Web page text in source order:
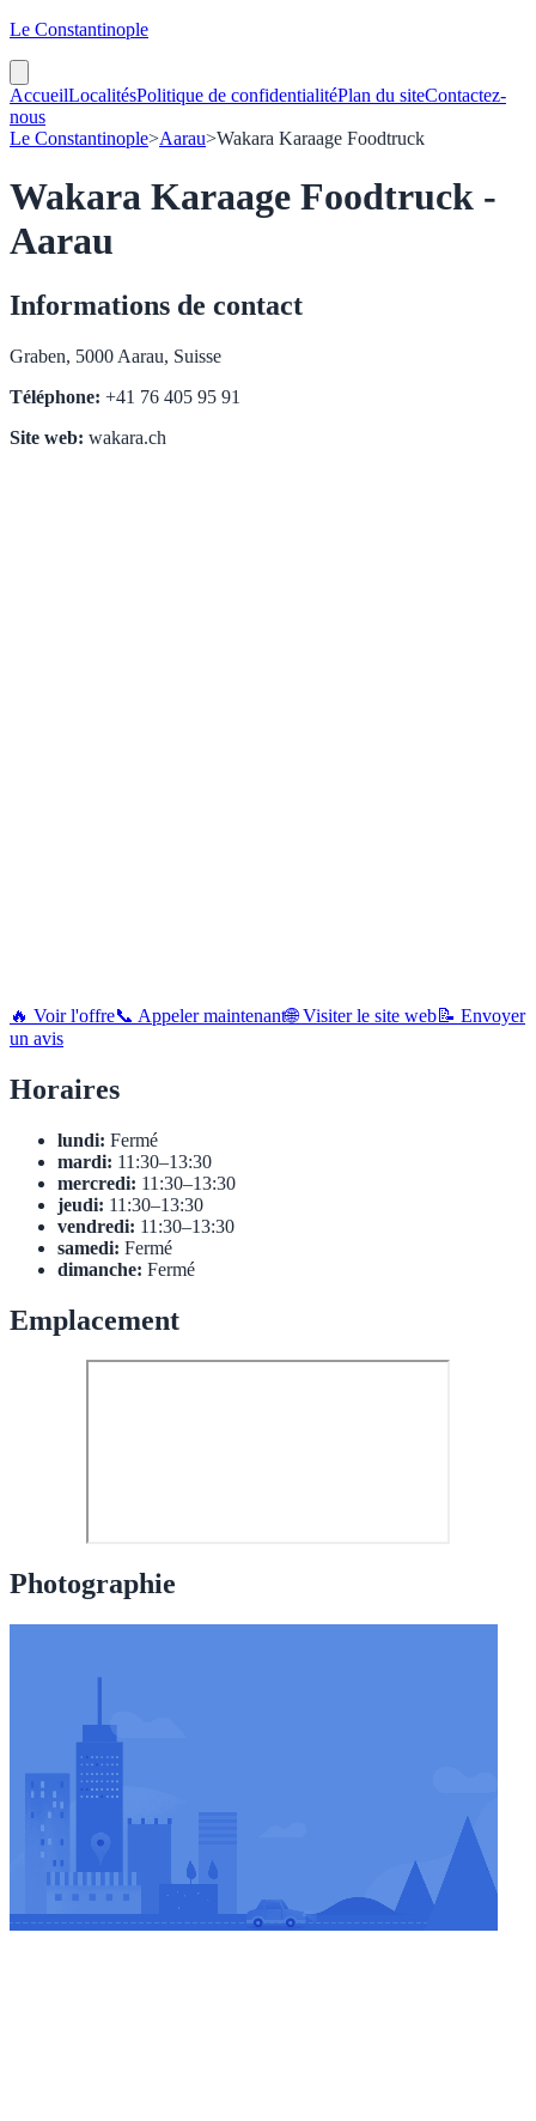
Le Constantinople
AccueilLocalitésPolitique de confidentialitéPlan du siteContactez-
nous
Le Constantinople>Aarau>Wakara Karaage Foodtruck
Wakara Karaage Foodtruck -
Aarau
Informations de contact
Graben, 5000 Aarau, Suisse
Téléphone: +41 76 405 95 91
Site web: wakara.ch
🔥 Voir l'offre📞 Appeler maintenant🌐 Visiter le site web📝 Envoyer
un avis
Horaires
lundi: Fermé
mardi: 11:30–13:30
mercredi: 11:30–13:30
jeudi: 11:30–13:30
vendredi: 11:30–13:30
samedi: Fermé
dimanche: Fermé
Emplacement
Photographie